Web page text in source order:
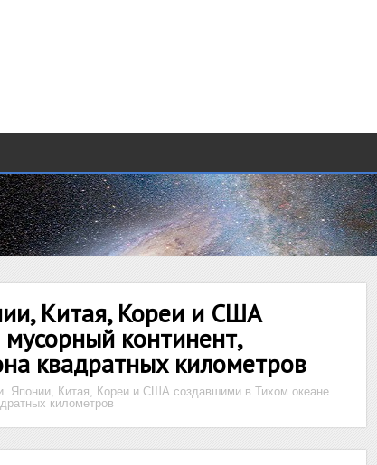
Китая, Кореи и США
континент,
квадратных километров
Японии, Китая, Кореи и США создавшими в Тихом океане
километров